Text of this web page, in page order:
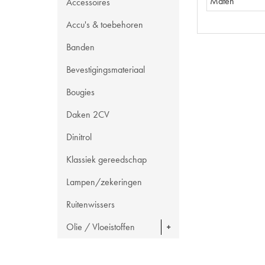
Accu's & toebehoren
Banden
Bevestigingsmateriaal
Bougies
Daken 2CV
Dinitrol
Klassiek gereedschap
Lampen/zekeringen
Ruitenwissers
Olie / Vloeistoffen